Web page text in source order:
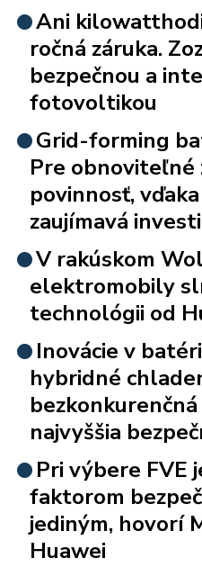
Ani
ročná záruka.
bezpečnou a
fotovoltikou
Grid-forming
Pre obnoviteľné
povinnosť,
zaujímavá
V rakúskom
elektromobily
technológii od
Inovácie v
hybridné
najvyššia
Pri výbere FVE
faktorom
jediným, hovorí
Huawei